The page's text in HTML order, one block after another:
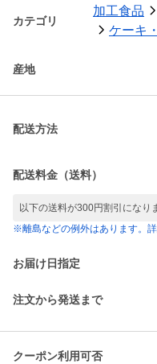
カテゴリ
加工食品
ケーキ
産地
配送方法
配送料金（送料）
以下の送料が300円割引になり
※離島などの例外はあります。
お届け日指定
注文から発送まで
クーポン利用可否